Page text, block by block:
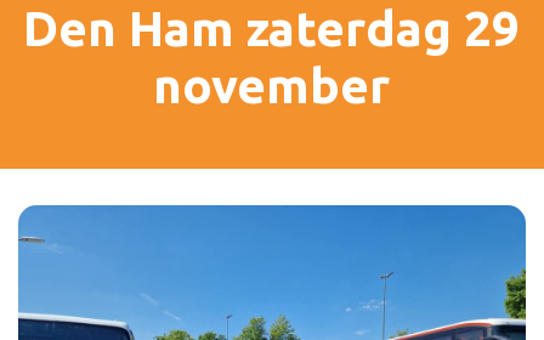
Den Ham zaterdag 29
november